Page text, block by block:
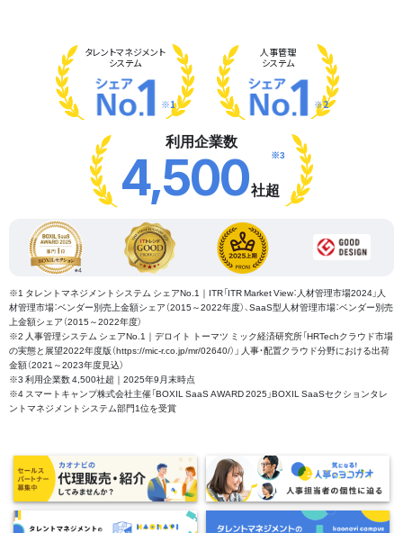
タレントマネジメント
システム
※1
人事管理
システム
※2
利用企業数
4,500社超
※3
※1 タレントマネジメントシステム シェアNo.1｜ITR「ITR Market View：人材管理市場2024」人
材管理市場：ベンダー別売上金額シェア（2015～2022年度）、SaaS型人材管理市場：ベンダー別売
上金額シェア（2015～2022年度）
※2 人事管理システム シェアNo.1｜デロイト トーマツ ミック経済研究所「HRTechクラウド市場
の実態と展望2022年度版（https://mic-r.co.jp/mr/02640/）」 人事・配置クラウド分野における出荷
金額（2021～2023年度見込）
※3 利用企業数 4,500社超｜2025年9月末時点
※4 スマートキャンプ株式会社主催「BOXIL SaaS AWARD 2025」BOXIL SaaSセクションタレ
ントマネジメントシステム部門1位を受賞